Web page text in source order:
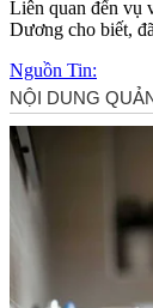
Liên quan đến vụ
Dương cho biết,
Nguồn Tin: